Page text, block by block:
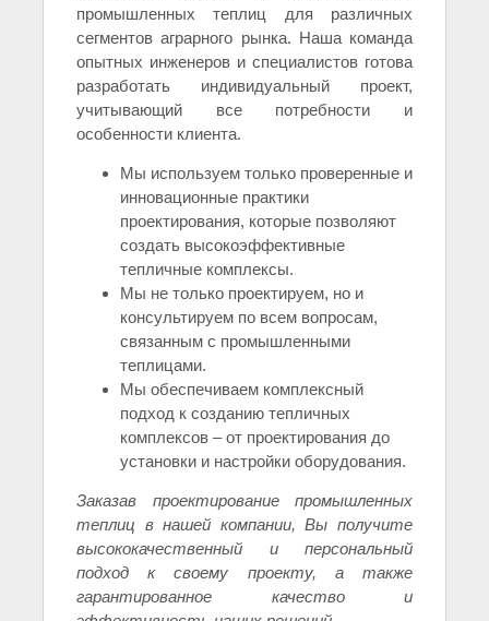
промышленных теплиц для различных
сегментов аграрного рынка. Наша команда
опытных инженеров и специалистов готова
разработать индивидуальный проект,
учитывающий все потребности и
особенности клиента.
Мы используем только проверенные и
инновационные практики
проектирования, которые позволяют
создать высокоэффективные
тепличные комплексы.
Мы не только проектируем, но и
консультируем по всем вопросам,
связанным с промышленными
теплицами.
Мы обеспечиваем комплексный
подход к созданию тепличных
комплексов – от проектирования до
установки и настройки оборудования.
Заказав проектирование промышленных
теплиц в нашей компании, Вы получите
высококачественный и персональный
подход к своему проекту, а также
гарантированное качество и